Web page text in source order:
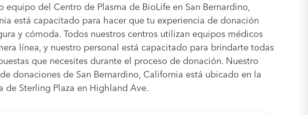
equipo del Centro de Plasma de BioLife en San Bernardino,
está capacitado para hacer que tu experiencia de donación
y cómoda. Todos nuestros centros utilizan equipos médicos
línea, y nuestro personal está capacitado para brindarte todas
que necesites durante el proceso de donación. Nuestro
donaciones de San Bernardino, California está ubicado en la
de Sterling Plaza en Highland Ave.